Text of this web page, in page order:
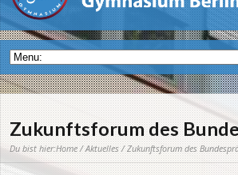
Zukunftsforum des
Du bist hier:Home/Aktuelles/ Zukunftsforum des